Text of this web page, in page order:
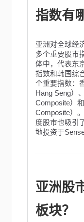
指数有
亚洲对全球经
多个重要股市
体中，代表东
指数和韩国综
个重要指数：
Hang Seng）
Composite）
Composite）
度股市也吸引
地投资于
亚洲股
板块？